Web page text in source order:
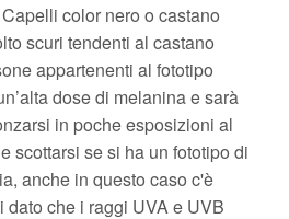
color nero o castano
scuri tendenti al castano
appartenenti al fototipo
dose di melanina e sarà
in poche esposizioni al
scottarsi se si ha un fototipo di
anche in questo caso c'è
che i raggi UVA e UVB